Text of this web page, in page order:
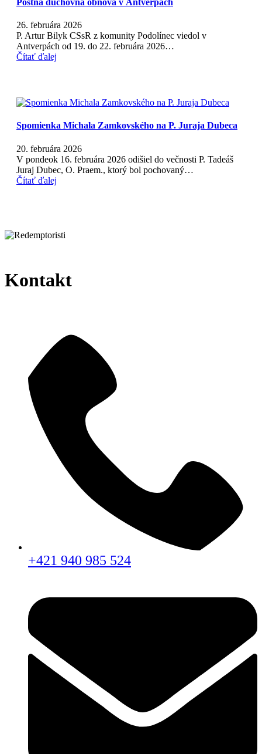
26. februára 2026
P. Artur Bilyk CSsR z komunity Podolínec viedol v
Antverpách od 19. do 22. februára 2026…
Čítať ďalej
Spomienka Michala Zamkovského na P. Juraja Dubeca
20. februára 2026
V pondeok 16. februára 2026 odišiel do večnosti P. Tadeáš
Juraj Dubec, O. Praem., ktorý bol pochovaný…
Čítať ďalej
Kontakt
+421 940 985 524